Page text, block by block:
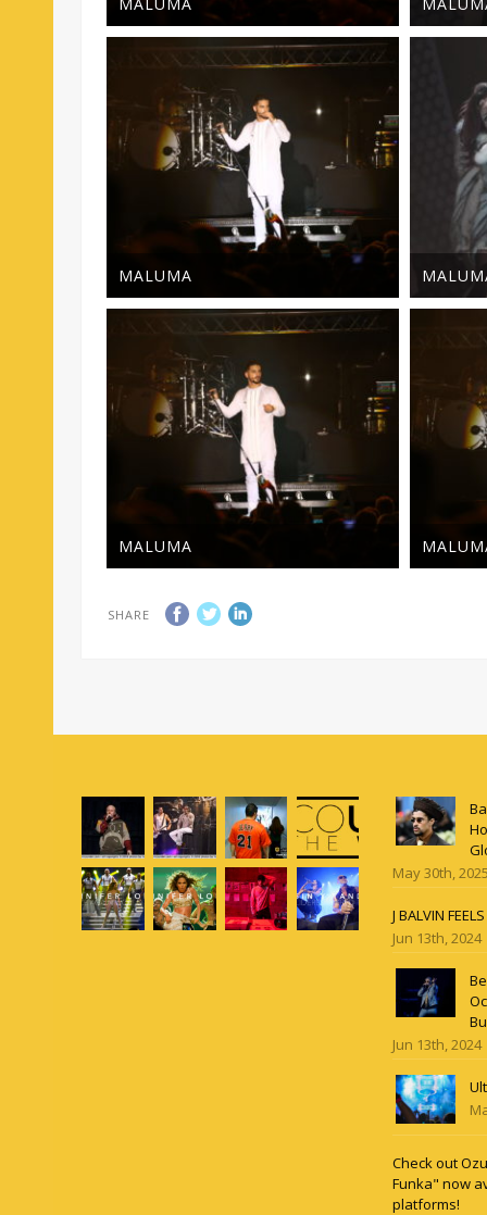
MALUMA
MALUMA
MALUMA
SHARE
May 30th,
J BALVIN
Jun 13th, 2024
Jun 13th, 2024
Check out
Funka" now
platforms!